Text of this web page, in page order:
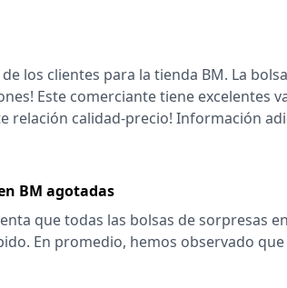
los clientes para la tienda BM. La
Este comerciante tiene excelentes
relación calidad-precio! Información
BM agotadas
que todas las bolsas de sorpresas
En promedio, hemos observado